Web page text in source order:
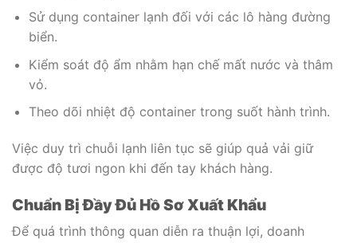
Sử dụng container lạnh đối với các lô hàng đường
biển.
Kiểm soát độ ẩm nhằm hạn chế mất nước và thâm
vỏ.
Theo dõi nhiệt độ container trong suốt hành trình.
Việc duy trì chuỗi lạnh liên tục sẽ giúp quả vải giữ
được độ tươi ngon khi đến tay khách hàng.
Chuẩn Bị Đầy Đủ Hồ Sơ Xuất Khẩu
Để quá trình thông quan diễn ra thuận lợi, doanh